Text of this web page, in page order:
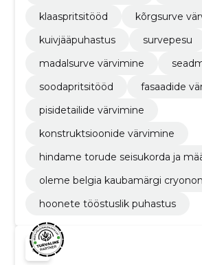
klaaspritsitööd
kõrgsurve
kuivjääpuhastus
survepesu
madalsurve värvimine
soodapritsitööd
fasaadide
pisidetailide värvimine
konstruktsioonide värvimine
hindame torude seisukorda ja
ame kliendile toru
oleme belgia kaubamärgi
üja baltikumis. rendime seadmeid ja müüme ab
hoonete tööstuslik puhastus